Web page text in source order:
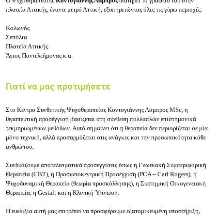
πλατεία Αττικής, έναντι μετρό Αττική, εξυπηρετώντας όλες τις γύρω περιοχές:
Κολωνός
Σεπόλια
Πλατεία Αττικής
Άγιος Παντελεήμονας κ.α.
Γιατί να μας προτιμήσετε
Στο Κέντρο Συνθετικής Ψυχοθεραπείας Κοντογιάννης Λάμπρος MSc, η
θεραπευτική προσέγγιση βασίζεται στη σύνθεση πολλαπλών επιστημονικά
τεκμηριωμένων μεθόδων. Αυτό σημαίνει ότι η θεραπεία δεν περιορίζεται σε μία
μόνο τεχνική, αλλά προσαρμόζεται στις ανάγκες και την προσωπικότητα κάθε
ανθρώπου.
Συνδυάζουμε αποτελεσματικά προσεγγίσεις όπως η Γνωσιακή Συμπεριφορική
Θεραπεία (CBT), η Προσωποκεντρική Προσέγγιση (PCA – Carl Rogers), η
Ψυχοδυναμική Θεραπεία (θεωρία προσκόλλησης), η Συστημική Οικογενειακή
Θεραπεία, η Gestalt και η Κλινική Ύπνωση.
Η ευελιξία αυτή μας επιτρέπει να προσφέρουμε εξατομικευμένη υποστήριξη,